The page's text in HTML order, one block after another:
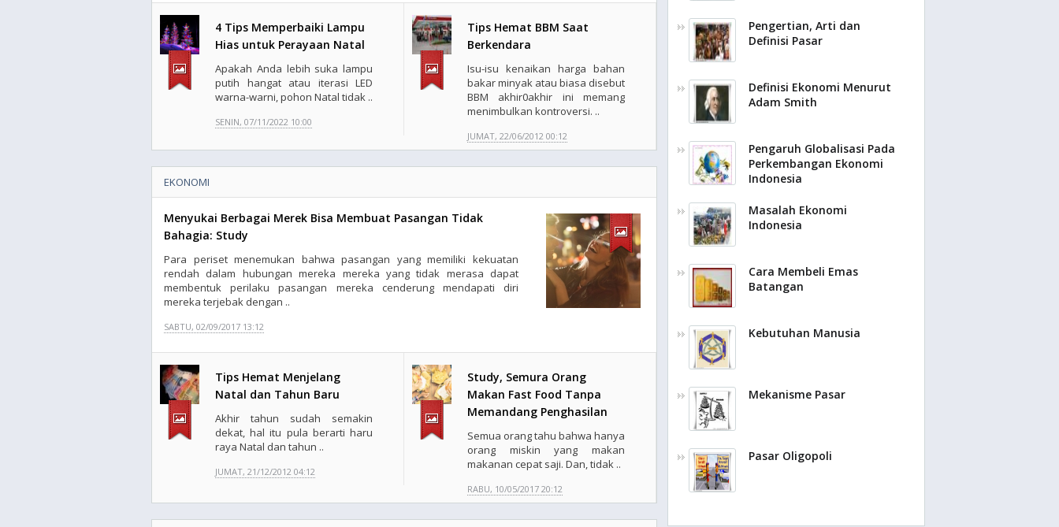
4 Tips Memperbaiki Lampu
Hias untuk Perayaan Natal
Apakah Anda lebih suka lampu
putih hangat atau iterasi LED
warna-warni, pohon Natal tidak ..
SENIN, 07/11/2022 10:00
Tips Hemat BBM Saat
Berkendara
Isu-isu kenaikan harga bahan
bakar minyak atau biasa disebut
BBM akhir0akhir ini memang
menimbulkan kontroversi. ..
JUMAT, 22/06/2012 00:12
EKONOMI
Menyukai Berbagai Merek Bisa Membuat Pasangan Tidak
Bahagia: Study
Para periset menemukan bahwa pasangan yang memiliki kekuatan
rendah dalam hubungan mereka mereka yang tidak merasa dapat
membentuk perilaku pasangan mereka cenderung mendapati diri
mereka terjebak dengan ..
SABTU, 02/09/2017 13:12
Tips Hemat Menjelang
Natal dan Tahun Baru
Akhir tahun sudah semakin
dekat, hal itu pula berarti haru
raya Natal dan tahun ..
JUMAT, 21/12/2012 04:12
Study, Semura Orang
Makan Fast Food Tanpa
Memandang Penghasilan
Semua orang tahu bahwa hanya
orang miskin yang makan
makanan cepat saji. Dan, tidak ..
RABU, 10/05/2017 20:12
Pengertian, Arti dan
Definisi Pasar
Definisi Ekonomi Menurut
Adam Smith
Pengaruh Globalisasi Pada
Perkembangan Ekonomi
Indonesia
Masalah Ekonomi
Indonesia
Cara Membeli Emas
Batangan
Kebutuhan Manusia
Mekanisme Pasar
Pasar Oligopoli